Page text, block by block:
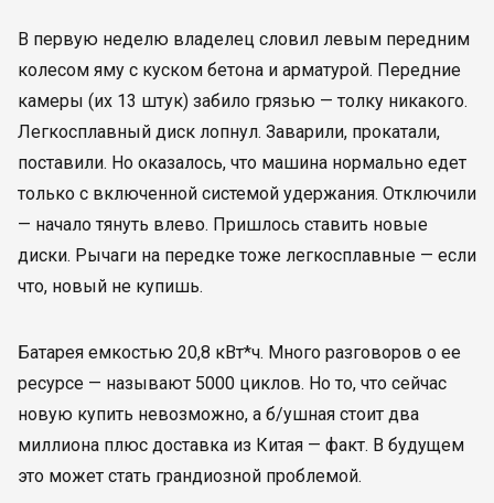
В первую неделю владелец словил левым передним
колесом яму с куском бетона и арматурой. Передние
камеры (их 13 штук) забило грязью — толку никакого.
Легкосплавный диск лопнул. Заварили, прокатали,
поставили. Но оказалось, что машина нормально едет
только с включенной системой удержания. Отключили
— начало тянуть влево. Пришлось ставить новые
диски. Рычаги на передке тоже легкосплавные — если
что, новый не купишь.
Батарея емкостью 20,8 кВт*ч. Много разговоров о ее
ресурсе — называют 5000 циклов. Но то, что сейчас
новую купить невозможно, а б/ушная стоит два
миллиона плюс доставка из Китая — факт. В будущем
это может стать грандиозной проблемой.